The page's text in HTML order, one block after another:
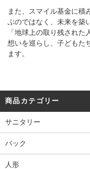
また、スマイル基金に積
ぶのではなく、未来を築
「地球上の取り残され
想いを巡らし、子どもた
ます。
商品カテゴリー
サニタリー
バック
人形